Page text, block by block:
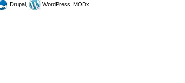
Drupal, WordPress, MODx.